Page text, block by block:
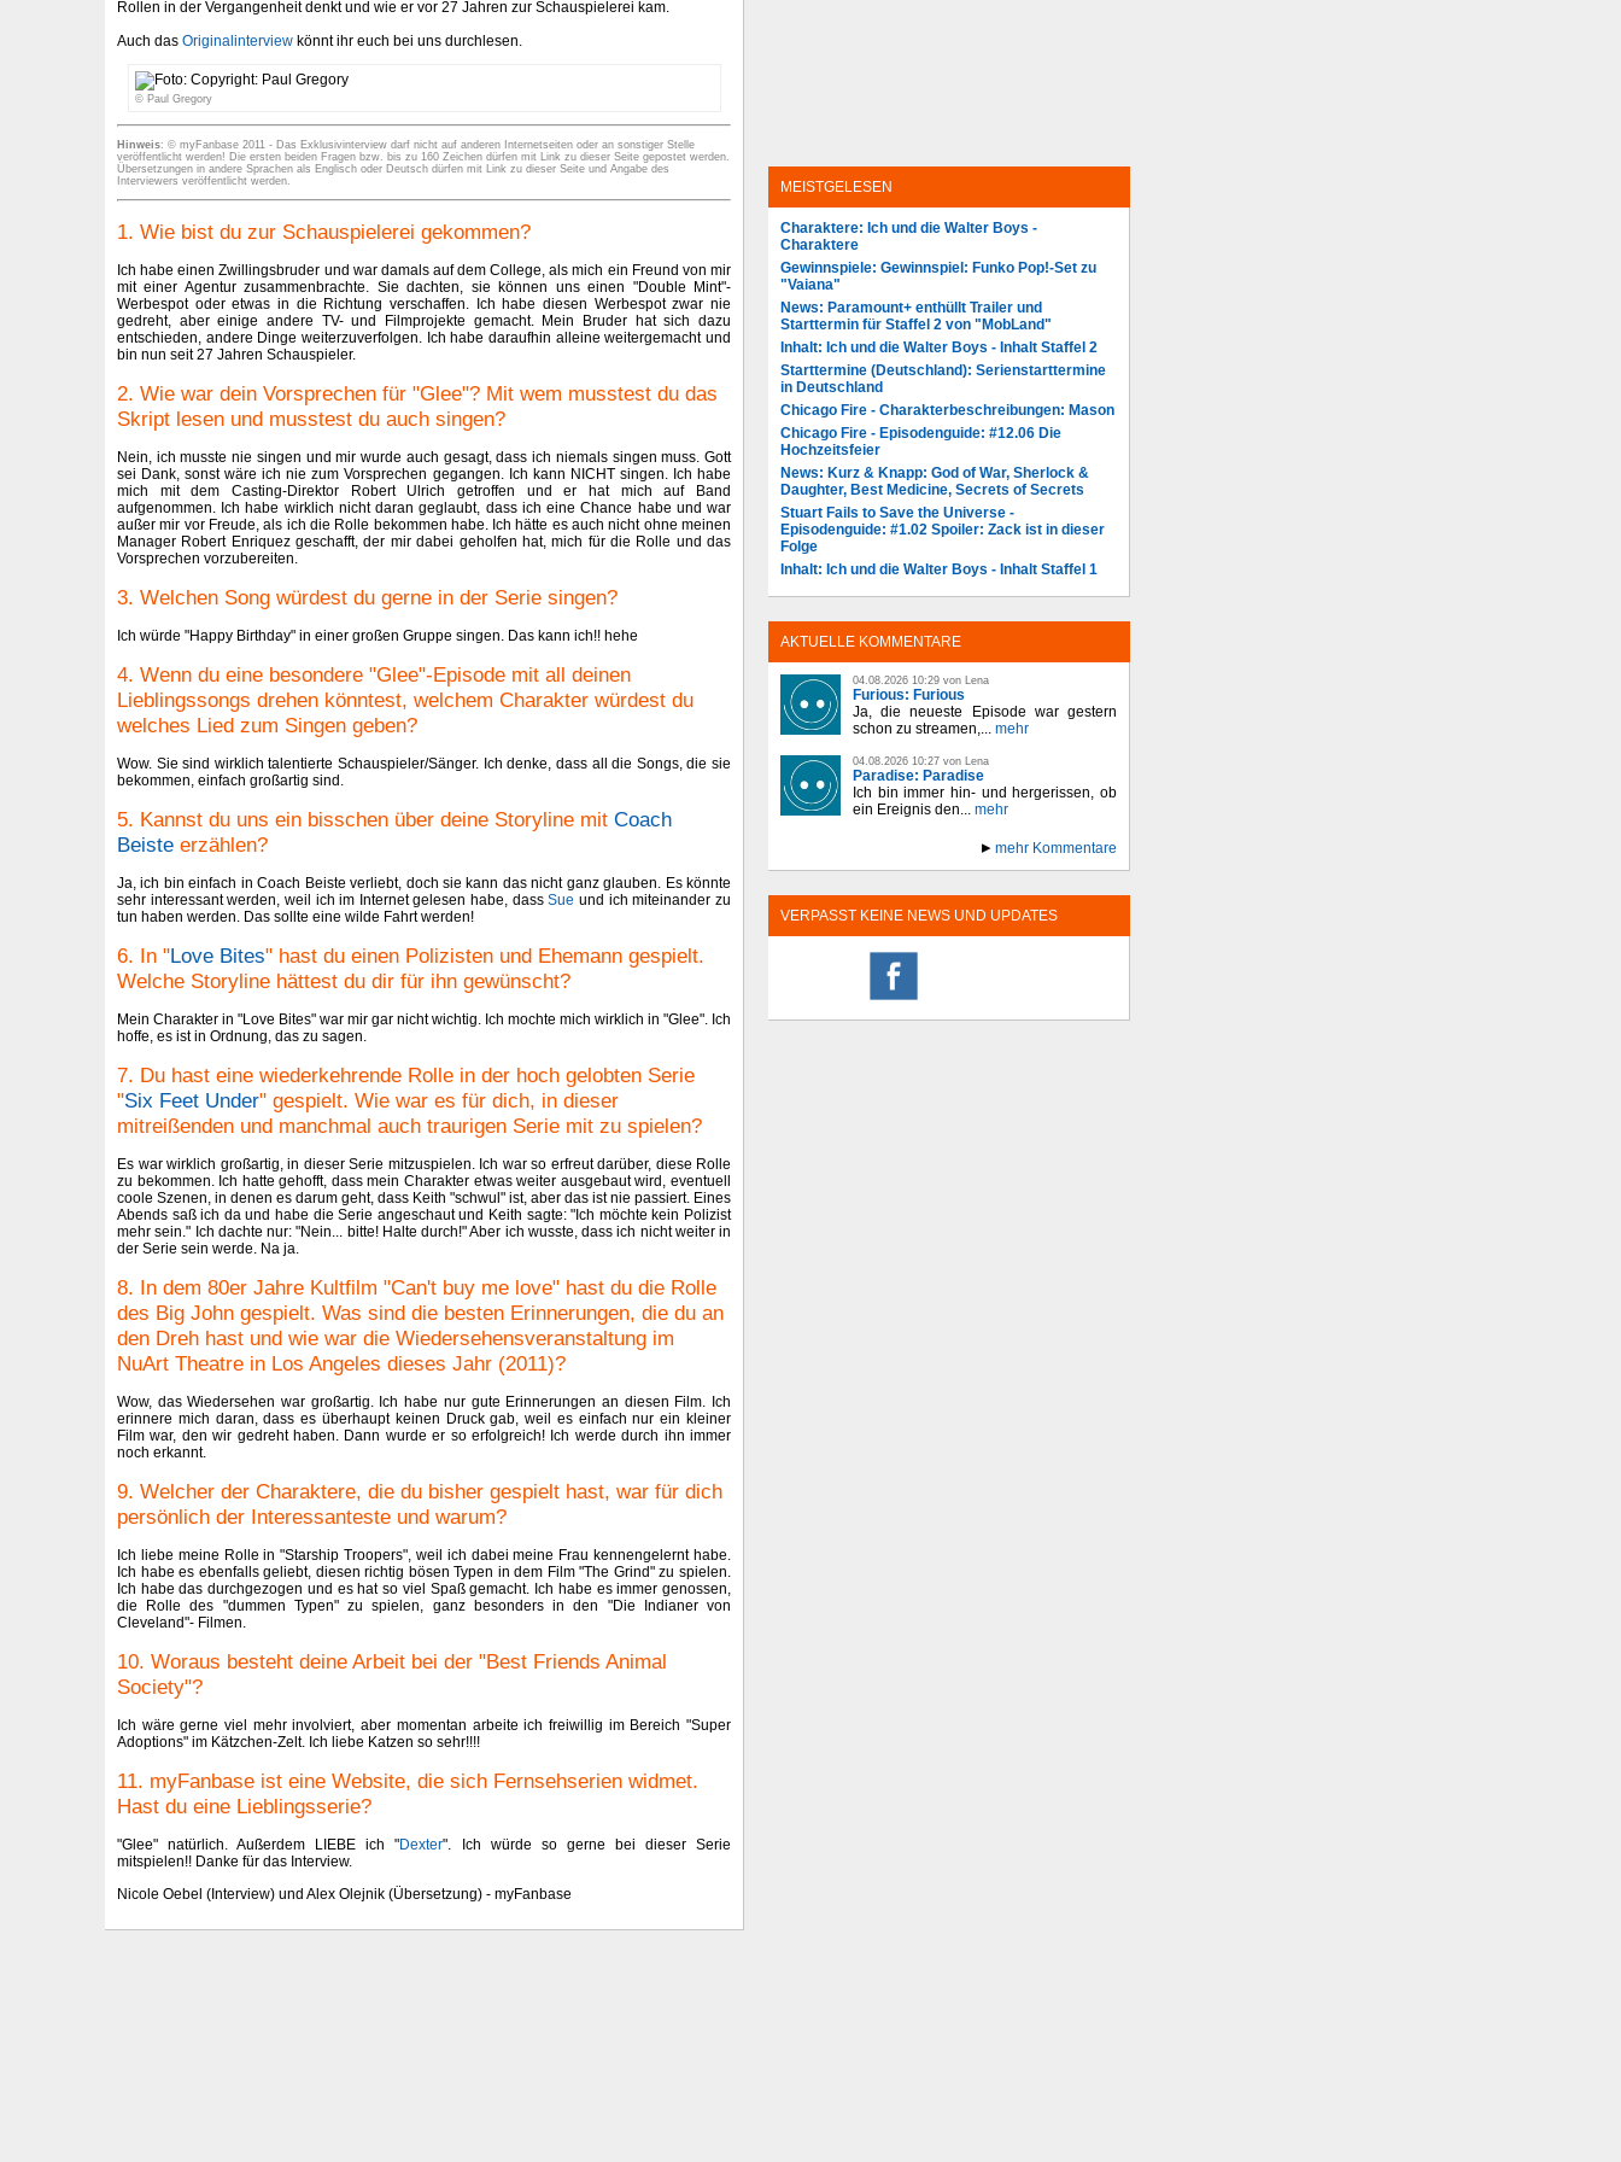
Rollen in der Vergangenheit denkt und wie er vor 27 Jahren zur Schauspielerei kam.
Auch das Originalinterview könnt ihr euch bei uns durchlesen.
© Paul Gregory
Hinweis: © myFanbase 2011 - Das Exklusivinterview darf nicht auf anderen Internetseiten oder an sonstiger Stelle
veröffentlicht werden! Die ersten beiden Fragen bzw. bis zu 160 Zeichen dürfen mit Link zu dieser Seite gepostet werden.
Übersetzungen in andere Sprachen als Englisch oder Deutsch dürfen mit Link zu dieser Seite und Angabe des
Interviewers veröffentlicht werden.
1. Wie bist du zur Schauspielerei gekommen?
Ich habe einen Zwillingsbruder und war damals auf dem College, als mich ein Freund von mir
mit einer Agentur zusammenbrachte. Sie dachten, sie können uns einen "Double Mint"-
Werbespot oder etwas in die Richtung verschaffen. Ich habe diesen Werbespot zwar nie
gedreht, aber einige andere TV- und Filmprojekte gemacht. Mein Bruder hat sich dazu
entschieden, andere Dinge weiterzuverfolgen. Ich habe daraufhin alleine weitergemacht und
bin nun seit 27 Jahren Schauspieler.
2. Wie war dein Vorsprechen für "Glee"? Mit wem musstest du das
Skript lesen und musstest du auch singen?
Nein, ich musste nie singen und mir wurde auch gesagt, dass ich niemals singen muss. Gott
sei Dank, sonst wäre ich nie zum Vorsprechen gegangen. Ich kann NICHT singen. Ich habe
mich mit dem Casting-Direktor Robert Ulrich getroffen und er hat mich auf Band
aufgenommen. Ich habe wirklich nicht daran geglaubt, dass ich eine Chance habe und war
außer mir vor Freude, als ich die Rolle bekommen habe. Ich hätte es auch nicht ohne meinen
Manager Robert Enriquez geschafft, der mir dabei geholfen hat, mich für die Rolle und das
Vorsprechen vorzubereiten.
3. Welchen Song würdest du gerne in der Serie singen?
Ich würde "Happy Birthday" in einer großen Gruppe singen. Das kann ich!! hehe
4. Wenn du eine besondere "Glee"-Episode mit all deinen
Lieblingssongs drehen könntest, welchem Charakter würdest du
welches Lied zum Singen geben?
Wow. Sie sind wirklich talentierte Schauspieler/Sänger. Ich denke, dass all die Songs, die sie
bekommen, einfach großartig sind.
5. Kannst du uns ein bisschen über deine Storyline mit Coach
Beiste erzählen?
Ja, ich bin einfach in Coach Beiste verliebt, doch sie kann das nicht ganz glauben. Es könnte
sehr interessant werden, weil ich im Internet gelesen habe, dassSue und ich miteinander zu
tun haben werden. Das sollte eine wilde Fahrt werden!
6. In "Love Bites" hast du einen Polizisten und Ehemann gespielt.
Welche Storyline hättest du dir für ihn gewünscht?
Mein Charakter in "Love Bites" war mir gar nicht wichtig. Ich mochte mich wirklich in "Glee". Ich
hoffe, es ist in Ordnung, das zu sagen.
7. Du hast eine wiederkehrende Rolle in der hoch gelobten Serie
"Six Feet Under" gespielt. Wie war es für dich, in dieser
mitreißenden und manchmal auch traurigen Serie mit zu spielen?
Es war wirklich großartig, in dieser Serie mitzuspielen. Ich war so erfreut darüber, diese Rolle
zu bekommen. Ich hatte gehofft, dass mein Charakter etwas weiter ausgebaut wird, eventuell
coole Szenen, in denen es darum geht, dass Keith "schwul" ist, aber das ist nie passiert. Eines
Abends saß ich da und habe die Serie angeschaut und Keith sagte: "Ich möchte kein Polizist
mehr sein." Ich dachte nur: "Nein... bitte! Halte durch!" Aber ich wusste, dass ich nicht weiter in
der Serie sein werde. Na ja.
8. In dem 80er Jahre Kultfilm "Can't buy me love" hast du die Rolle
des Big John gespielt. Was sind die besten Erinnerungen, die du an
den Dreh hast und wie war die Wiedersehensveranstaltung im
NuArt Theatre in Los Angeles dieses Jahr (2011)?
Wow, das Wiedersehen war großartig. Ich habe nur gute Erinnerungen an diesen Film. Ich
erinnere mich daran, dass es überhaupt keinen Druck gab, weil es einfach nur ein kleiner
Film war, den wir gedreht haben. Dann wurde er so erfolgreich! Ich werde durch ihn immer
noch erkannt.
9. Welcher der Charaktere, die du bisher gespielt hast, war für dich
persönlich der Interessanteste und warum?
Ich liebe meine Rolle in "Starship Troopers", weil ich dabei meine Frau kennengelernt habe.
Ich habe es ebenfalls geliebt, diesen richtig bösen Typen in dem Film "The Grind" zu spielen.
Ich habe das durchgezogen und es hat so viel Spaß gemacht. Ich habe es immer genossen,
die Rolle des "dummen Typen" zu spielen, ganz besonders in den "Die Indianer von
Cleveland"- Filmen.
10. Woraus besteht deine Arbeit bei der "Best Friends Animal
Society"?
Ich wäre gerne viel mehr involviert, aber momentan arbeite ich freiwillig im Bereich "Super
Adoptions" im Kätzchen-Zelt. Ich liebe Katzen so sehr!!!!
11. myFanbase ist eine Website, die sich Fernsehserien widmet.
Hast du eine Lieblingsserie?
"Glee" natürlich. Außerdem LIEBE ich "Dexter". Ich würde so gerne bei dieser Serie
mitspielen!! Danke für das Interview.
Nicole Oebel (Interview) und Alex Olejnik (Übersetzung) - myFanbase
MEISTGELESEN
Charaktere: Ich und die Walter Boys -
Charaktere
Gewinnspiele: Gewinnspiel: Funko Pop!-Set zu
"Vaiana"
News: Paramount+ enthüllt Trailer und
Starttermin für Staffel 2 von "MobLand"
Inhalt: Ich und die Walter Boys - Inhalt Staffel 2
Starttermine (Deutschland): Serienstarttermine
in Deutschland
Chicago Fire - Charakterbeschreibungen: Mason
Chicago Fire - Episodenguide: #12.06 Die
Hochzeitsfeier
News: Kurz & Knapp: God of War, Sherlock &
Daughter, Best Medicine, Secrets of Secrets
Stuart Fails to Save the Universe -
Episodenguide: #1.02 Spoiler: Zack ist in dieser
Folge
Inhalt: Ich und die Walter Boys - Inhalt Staffel 1
AKTUELLE KOMMENTARE
04.08.2026 10:29 von Lena
Furious: Furious
Ja, die neueste Episode war gestern
schon zu streamen,... mehr
04.08.2026 10:27 von Lena
Paradise: Paradise
Ich bin immer hin- und hergerissen, ob
ein Ereignis den... mehr
mehr Kommentare
VERPASST KEINE NEWS UND UPDATES